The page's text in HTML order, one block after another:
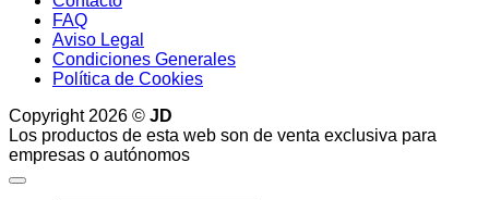
FAQ
Aviso Legal
Condiciones Generales
Política de Cookies
Copyright 2026 © JD
Los productos de esta web son de venta exclusiva para
empresas o autónomos